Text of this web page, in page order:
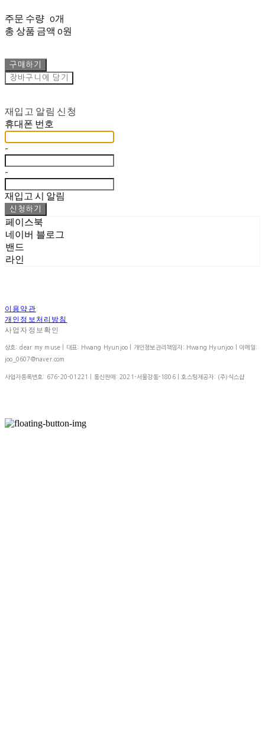
주문 수량 0개
총 상품 금액 0원
구매하기
장바구니에 담기
재입고 알림 신청
휴대폰 번호
-
-
재입고 시 알림
신청하기
페이스북
네이버 블로그
밴드
라인
이용약관
개인정보처리방침
사업자정보확인
상호: dear my muse | 대표: Hwang Hyunjoo | 개인정보관리책임자: Hwang Hyunjoo | 이메일:
joo_0607@naver.com
사업자등록번호: 676-20-01221 | 통신판매: 2021-서울강동-1806| 호스팅제공자: (주)식스샵